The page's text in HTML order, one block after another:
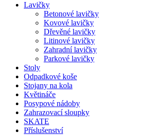
Lavičky
Betonové lavičky
Kovové lavičky
Dřevěné lavičky
Litinové lavičky
Zahradní lavičky
Parkové lavičky
Stoly
Odpadkové koše
Stojany na kola
Květináče
Posypové nádoby
Zahrazovací sloupky
SKATE
Příslušenství